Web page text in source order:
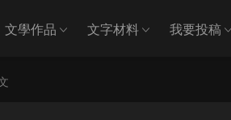
文學作品 文字材料 我要投稿